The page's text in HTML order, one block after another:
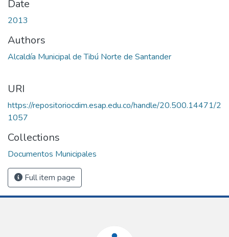
Date
2013
Authors
Alcaldía Municipal de Tibú Norte de Santander
URI
https://repositoriocdim.esap.edu.co/handle/20.500.14471/2
1057
Collections
Documentos Municipales
Full item page